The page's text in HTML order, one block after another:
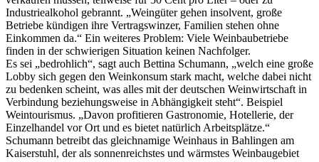
Industriealkohol gebrannt. „Weingüter gehen insolvent, große
Betriebe kündigen ihre Vertragswinzer, Familien stehen ohne
Einkommen da.“ Ein weiteres Problem: Viele Weinbaubetriebe
finden in der schwierigen Situation keinen Nachfolger.
Es sei „bedrohlich“, sagt auch Bettina Schumann, „welch eine große
Lobby sich gegen den Weinkonsum stark macht, welche dabei nicht
zu bedenken scheint, was alles mit der deutschen Weinwirtschaft in
Verbindung beziehungsweise in Abhängigkeit steht“. Beispiel
Weintourismus. „Davon profitieren Gastronomie, Hotellerie, der
Einzelhandel vor Ort und es bietet natürlich Arbeitsplätze.“
Schumann betreibt das gleichnamige Weinhaus in Bahlingen am
Kaiserstuhl, der als sonnenreichstes und wärmstes Weinbaugebiet